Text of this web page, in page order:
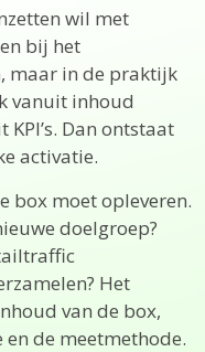
wil met
bij het
maar in de praktijk
vanuit inhoud
Dan ontstaat
activatie.
box moet opleveren.
doelgroep?
Het
van de box,
de meetmethode.